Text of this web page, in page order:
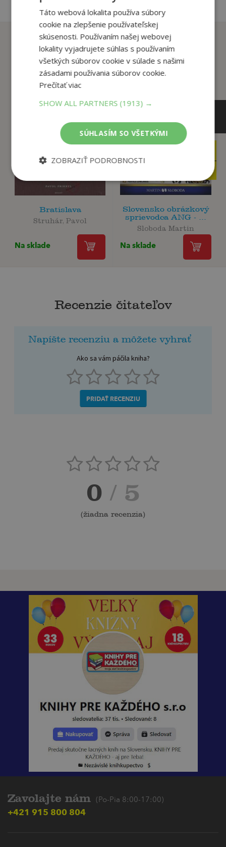
Zákazníci, ktorí si kúpili
tento titul si tiež kúpili
Bratislava
Struhár, Pavol
Na sklade
Slovensko obrázkový
sprievodca ANG - ...
Sloboda Martin
Na sklade
Recenzie čitateľov
Napíšte recenziu a môžete vyhrať
Ako sa vám páčila kniha?
PRIDAŤ RECENZIU
0 / 5
(žiadna recenzia)
Zavolajte nám (Po-Pia 8:00-17:00)
+421 915 800 804
Táto webová lokalita používa súbory
cookie na zlepšenie používateľskej
skúsenosti. Používaním našej webovej
lokality vyjadrujete súhlas s používaním
všetkých súborov cookie v súlade s našimi
zásadami používania súborov cookie.
Prečítať viac
SHOW ALL PARTNERS (1913) →
SÚHLASÍM SO VŠETKÝMI
ZOBRAZIŤ PODROBNOSTI